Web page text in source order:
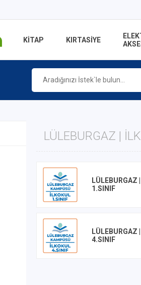
KİTAP KIRTASİYE
LÜLEBURGAZ |
LÜLEBURGAZ
1.SINIF
LÜLEBURGAZ
4.SINIF